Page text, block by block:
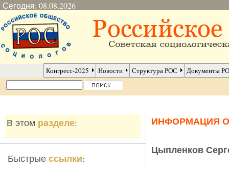
Сегодня: 08.08.2026
Конгресс-2025 Новости Структура РОС Документы
В этом разделе:
Быстрые ссылки:
ИНФОРМАЦИЯ
Цыпленков